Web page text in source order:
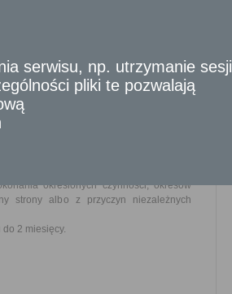
stosownej opłaty.
kompletnego wniosku (do tego
określonych czynności, okresów
strony albo z przyczyn niezależnych
2 miesięcy.
serwisu, np. utrzymanie sesji
pliki te pozwalają